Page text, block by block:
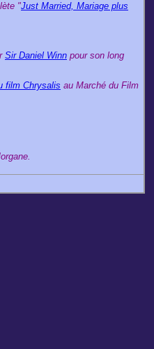
"Just Married, Mariage plus
Sir Daniel Winn pour son long
film Chrysalis au Marché du Film